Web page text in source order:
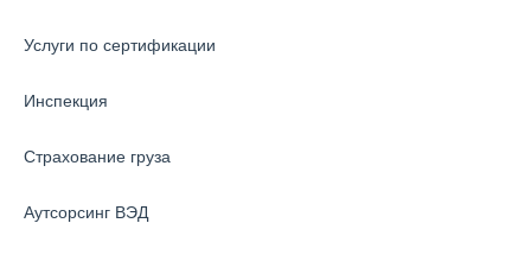
Услуги по сертификации
Инспекция
Страхование груза
Аутсорсинг ВЭД